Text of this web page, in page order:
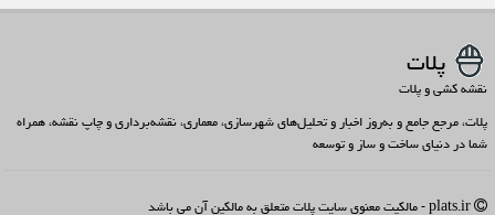
پلات
نقشه کشی و پلات
پلات، مرجع جامع و به‌روز اخبار و تحلیل‌های شهرسازی، معماری، نقشه‌برداری و چاپ نقشه، همراه
شما در دنیای ساخت و ساز و توسعه